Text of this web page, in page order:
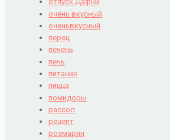
очень вкусный
оченьвкусный
перец
печень
печь
питание
пицца
помидоры
рассол
рецепт
розмарин